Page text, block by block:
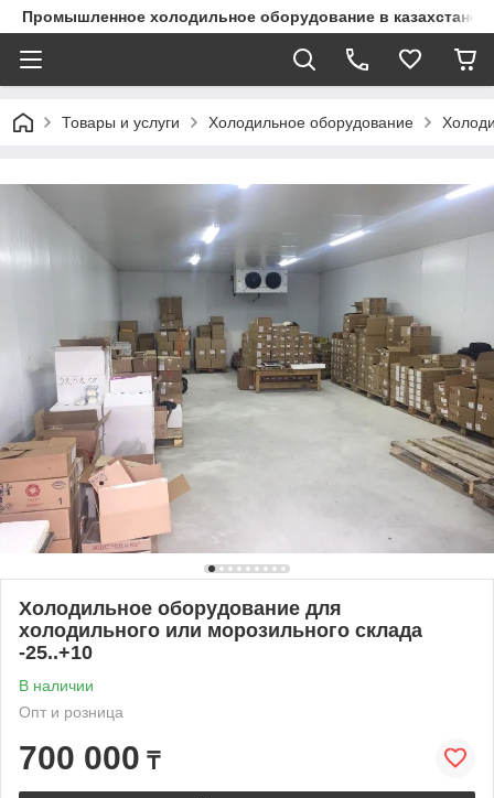
Промышленное холодильное оборудование в казахстане
Товары и услуги Холодильное оборудование
Холодильное оборудование для
холодильного или морозильного склада
-25..+10
В наличии
Опт и розница
700 000 ₸